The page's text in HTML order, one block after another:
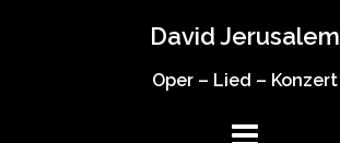
David Jerusalem
Oper – Lied – Konzert